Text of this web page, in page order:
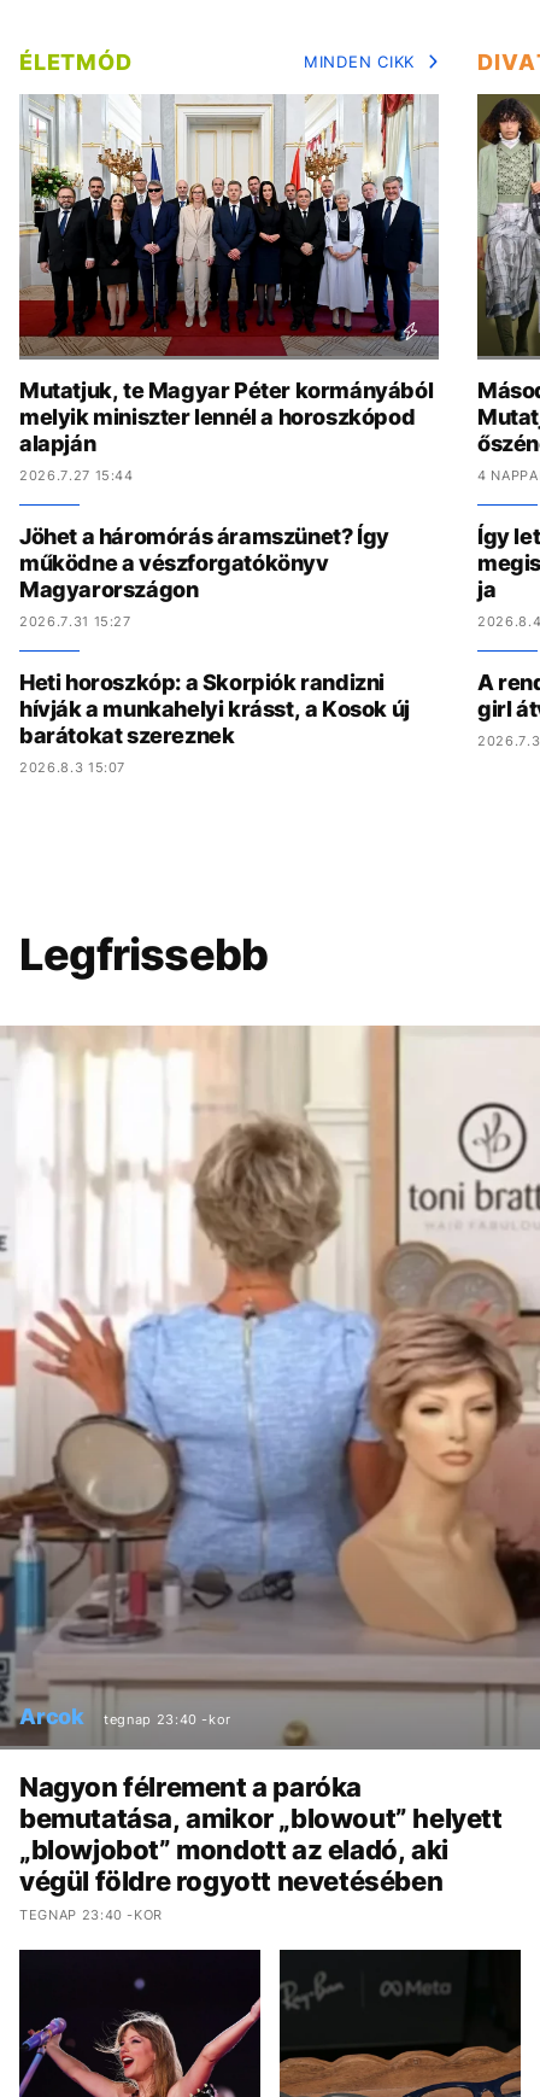
ÉLETMÓD MINDEN CIKK
Mutatjuk, te Magyar Péter kormányából
melyik miniszter lennél a horoszkópod
alapján
2026.7.27 15:44
Jöhet a háromórás áramszünet? Így
működne a vészforgatókönyv
Magyarországon
2026.7.31 15:27
Heti horoszkóp: a Skorpiók randizni
hívják a munkahelyi krásst, a Kosok új
barátokat szereznek
2026.8.3 15:07
4
Így
ja
A
girl
Legfrissebb
Arcok tegnap 23:40 -kor
Nagyon félrement a paróka
bemutatása, amikor „blowout” helyett
„blowjobot” mondott az eladó, aki
végül földre rogyott nevetésében
TEGNAP 23:40 -KOR